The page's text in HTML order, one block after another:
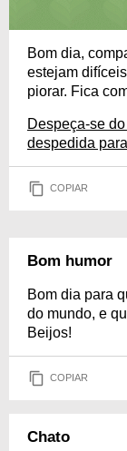
Bom dia,
estejam
piorar. Fica
Despeça-se
despedida
COPIAR
Bom humor
Bom dia para
do mundo, e
Beijos!
COPIAR
Chato